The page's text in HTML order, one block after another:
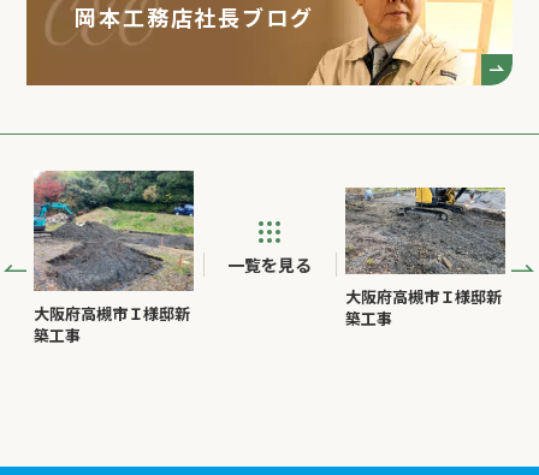
岡本工務店社長ブログ
大阪府高槻市Ｉ様邸新
築工事
一覧を見る
大阪府高槻市Ｉ様邸新
築工事